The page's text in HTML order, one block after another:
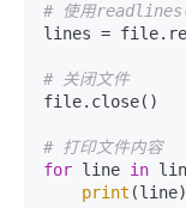
# 使用
lines =
# 关闭文件
file.close()
# 打印文件内容
for line in
print